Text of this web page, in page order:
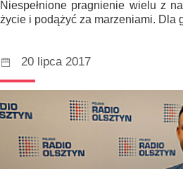
Niespełnione pragnienie wielu z
życie i podążyć za marzeniami. Dla
20 lipca 2017